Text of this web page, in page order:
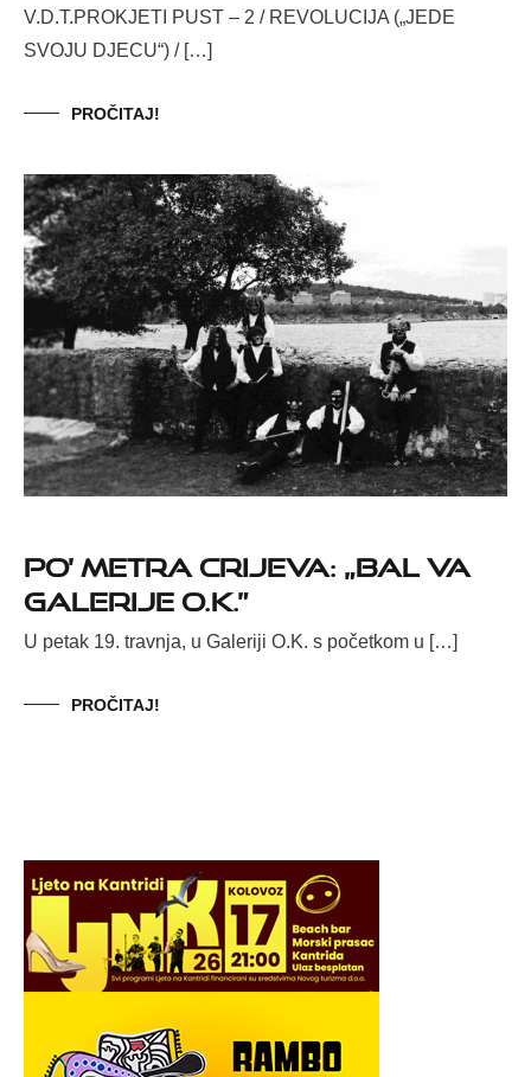
V.D.T.PROKJETI PUST – 2 / REVOLUCIJA („JEDE
SVOJU DJECU“) / […]
PROČITAJ!
Po’ metra crijeva: „Bal va
Galerije O.K.”
U petak 19. travnja, u Galeriji O.K. s početkom u […]
PROČITAJ!